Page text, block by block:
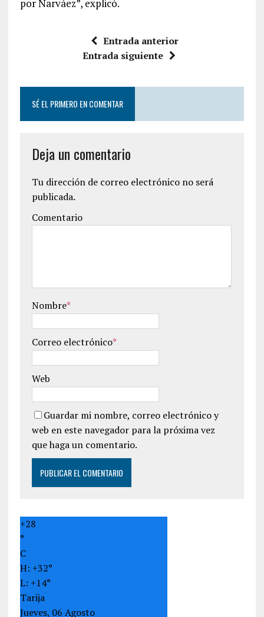
por Narváez”, explicó.
Entrada anterior
Entrada siguiente
SÉ EL PRIMERO EN COMENTAR
Deja un comentario
Tu dirección de correo electrónico no será
publicada.
Comentario
Nombre*
Correo electrónico*
Web
Guardar mi nombre, correo electrónico y
web en este navegador para la próxima vez
que haga un comentario.
+28
°
C
H: +32°
L: +14°
Tarija
Jueves, 06 Agosto